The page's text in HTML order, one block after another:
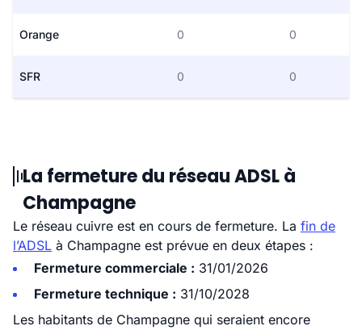
Orange 0 0
SFR 0 0
La fermeture du réseau ADSL à
Champagne
Le réseau cuivre est en cours de fermeture. La fin de
l’ADSL à Champagne est prévue en deux étapes :
Fermeture commerciale : 31/01/2026
Fermeture technique : 31/10/2028
Les habitants de Champagne qui seraient encore